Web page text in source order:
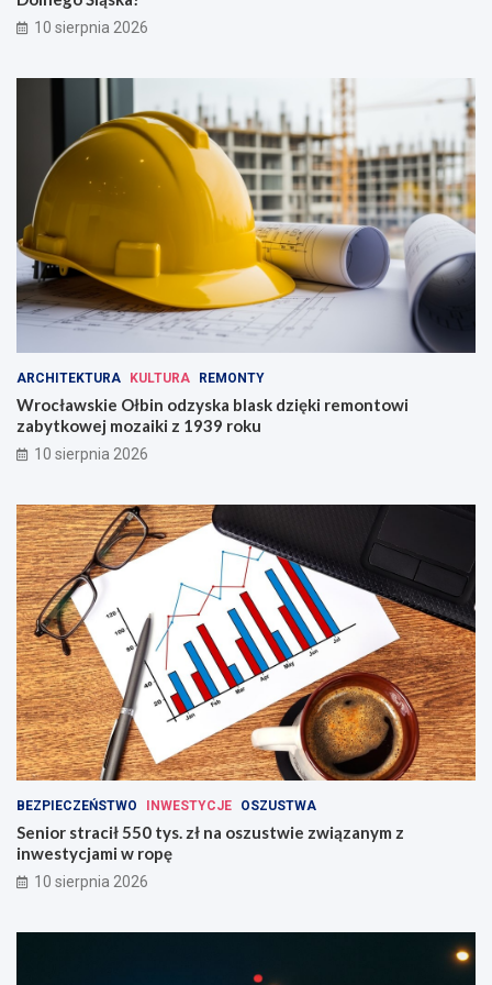
e
r
k
i
ą
s
k
a
!
10 sierpnia 2026
ARCHITEKTURA KULTURA REMONTY
Wrocławskie Ołbin odzyska blask dzięki remontowi
zabytkowej mozaiki z 1939 roku
10 sierpnia 2026
BEZPIECZEŃSTWO INWESTYCJE OSZUSTWA
Senior stracił 550 tys. zł na oszustwie związanym z
inwestycjami w ropę
10 sierpnia 2026